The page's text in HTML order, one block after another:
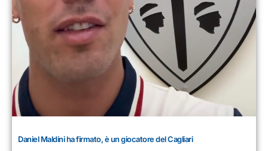
Daniel Maldini ha firmato, è un giocatore del Cagliari